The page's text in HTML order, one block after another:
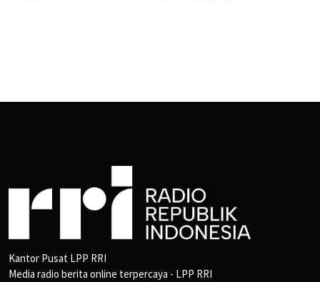
Kantor Pusat LPP RRI
Media radio berita online terpercaya - LPP RRI